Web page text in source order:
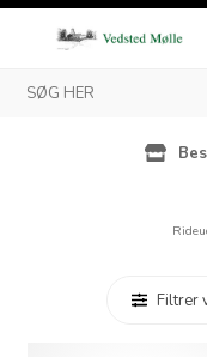
Filtrer